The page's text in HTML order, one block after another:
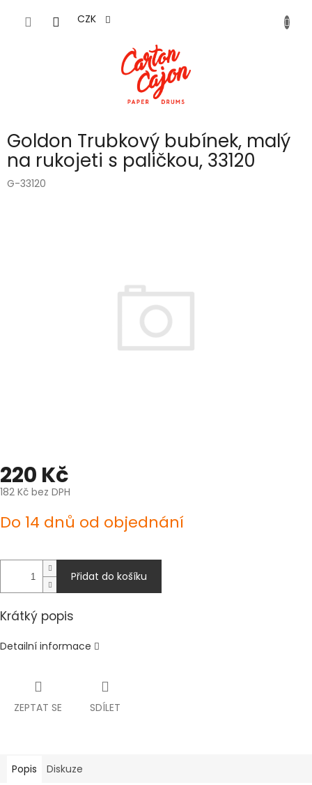
CZK
Goldon Trubkový bubínek, malý
na rukojeti s paličkou, 33120
G-33120
220 Kč
182 Kč bez DPH
cena:
Do 14 dnů od objednání
Přidat do košíku
Krátký popis
Detailní informace
ZEPTAT SE SDÍLET
Popis Diskuze